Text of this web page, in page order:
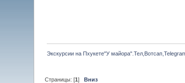
Экскурсии на Пхукете"У
Страницы: [1]Вниз